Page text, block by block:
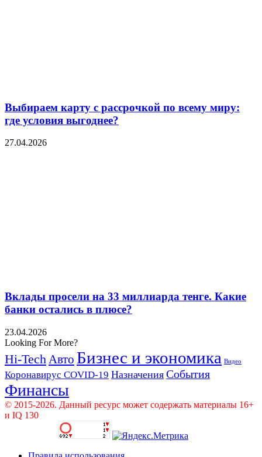
Выбираем карту с рассрочкой по всему миру:
где условия выгоднее?
27.04.2026
Вклады просели на 33 миллиарда тенге. Какие
банки остались в плюсе?
23.04.2026
Looking For More?
Hi-Tech Авто Бизнес и экономика Видео
Коронавирус COVID-19 Назначения События
Финансы
© 2015-2026. Данный ресурс может содержать материалы 16+
и IQ 130